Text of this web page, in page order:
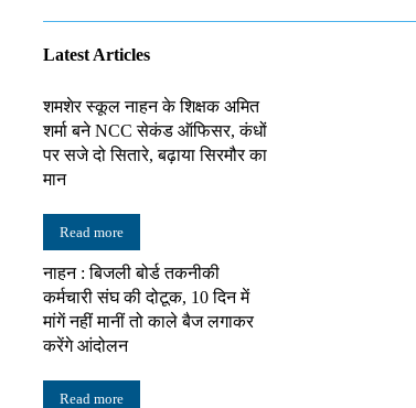
Latest Articles
शमशेर स्कूल नाहन के शिक्षक अमित
शर्मा बने NCC सेकंड ऑफिसर, कंधों
पर सजे दो सितारे, बढ़ाया सिरमौर का
मान
Read more
नाहन : बिजली बोर्ड तकनीकी
कर्मचारी संघ की दोटूक, 10 दिन में
मांगें नहीं मानीं तो काले बैज लगाकर
करेंगे आंदोलन
Read more